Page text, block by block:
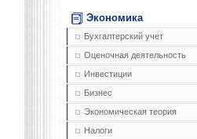
Экономика
Бухгалтерский учет
Оценочная деятельность
Инвестиции
Бизнес
Экономическая теория
Налоги